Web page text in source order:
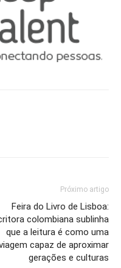
Próximo artigo
Feira do Livro de Lisboa:
colombiana sublinha
que a leitura é como uma
capaz de aproximar
gerações e culturas